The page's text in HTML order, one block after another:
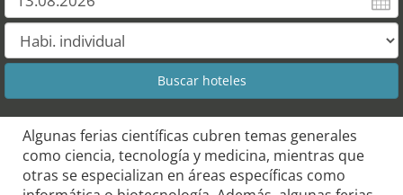
Algunas ferias científicas cubren temas generales
como ciencia, tecnología y medicina, mientras que
otras se especializan en áreas específicas como